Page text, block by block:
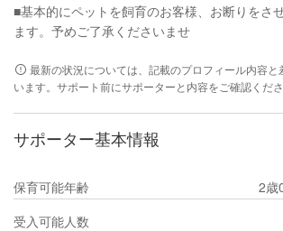
■基本的にペットを飼育のお客様、お断りをさ
ます。予めご了承くださいませ
最新の状況については、記載のプロフィール内容
います。サポート前にサポーターと内容をご確認くださ
サポーター基本情報
保育可能年齢
2歳
受入可能人数